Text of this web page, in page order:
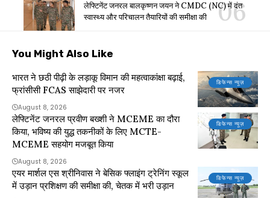
लेफ्टिनेंट जनरल बालकृष्णन जयन ने CMDC (NC) में दंत
स्वास्थ्य और परिचालन तैयारियों की समीक्षा की
You Might Also Like
डिफेन्स न्यूज़
भारत ने छठी पीढ़ी के लड़ाकू विमान की महत्वाकांक्षा बढ़ाई,
फ्रांसीसी FCAS साझेदारी पर नजर
August 8, 2026
डिफेन्स न्यूज़
लेफ्टिनेंट जनरल प्रवीण बख्शी ने MCEME का दौरा
किया, भविष्य की युद्ध तकनीकों के लिए MCTE-
MCEME सहयोग मजबूत किया
August 8, 2026
डिफेन्स न्यूज़
एयर मार्शल एस श्रीनिवास ने बेसिक फ्लाइंग ट्रेनिंग स्कूल
में उड़ान प्रशिक्षण की समीक्षा की, चेतक में भरी उड़ान